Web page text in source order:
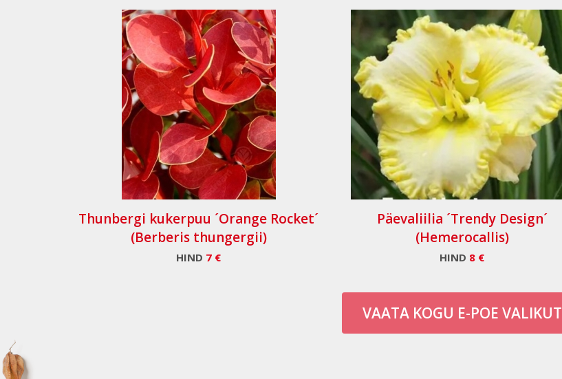
Thunbergi kukerpuu ´Orange Rocket´
(Berberis thungergii)
HIND 7 €
Päevaliilia ´Trendy Design´
(Hemerocallis)
HIND 8 €
VAATA KOGU E-POE VALIKUT